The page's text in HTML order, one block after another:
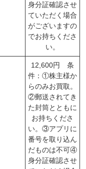
身分証確認させ
ていただく場合
がございますの
でお持ちくださ
い。
12,600円 条
件：①株主様か
らのみお買取。
②郵送されてき
た封筒とともに
お持ちくださ
い。③アプリに
番号を取り込ん
だものは不可④
身分証確認させ